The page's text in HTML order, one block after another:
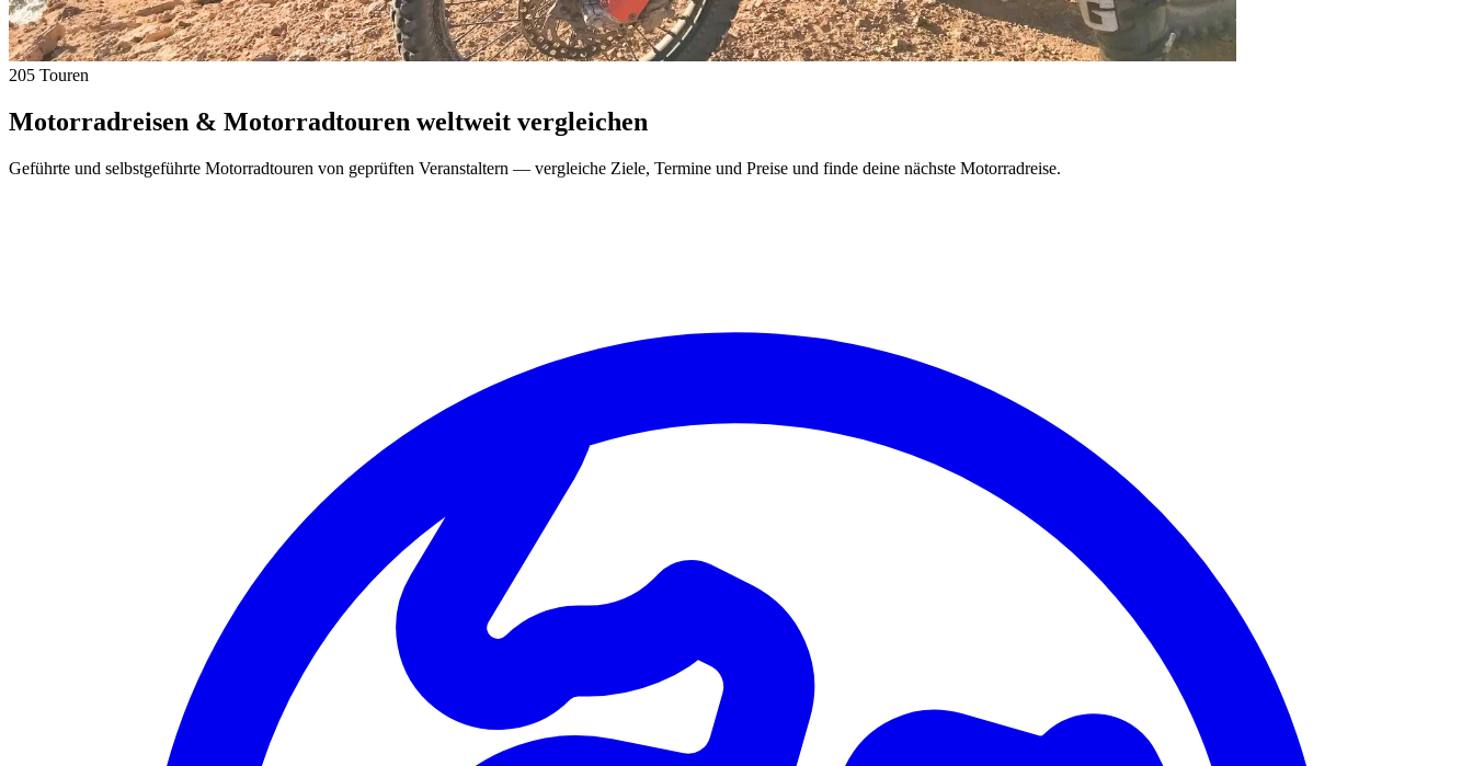
205 Touren
Motorradreisen & Motorradtouren weltweit vergleichen
Geführte und selbstgeführte Motorradtouren von geprüften Veranstaltern — vergleiche Ziele, Termine und Preise und finde deine nächste Motorradreise.